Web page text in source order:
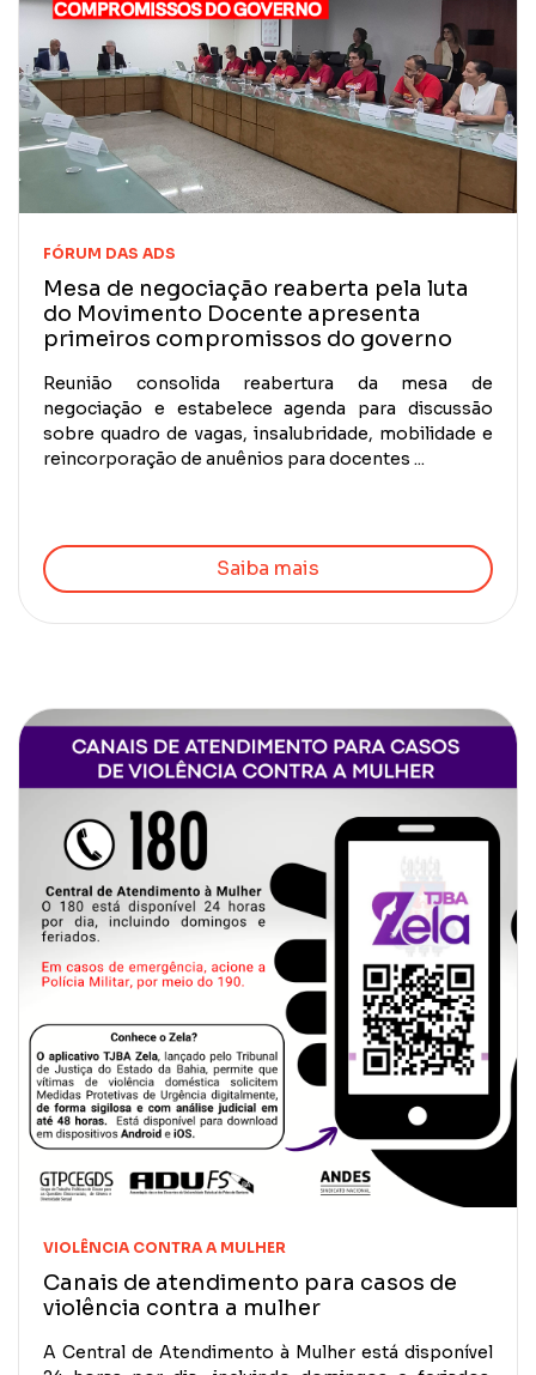
FÓRUM DAS ADS
Mesa de negociação reaberta pela luta
do Movimento Docente apresenta
primeiros compromissos do governo
Reunião consolida reabertura da mesa de
negociação e estabelece agenda para discussão
sobre quadro de vagas, insalubridade, mobilidade e
reincorporação de anuênios para docentes ...
Saiba mais
VIOLÊNCIA CONTRA A MULHER
Canais de atendimento para casos de
violência contra a mulher
A Central de Atendimento à Mulher está disponível